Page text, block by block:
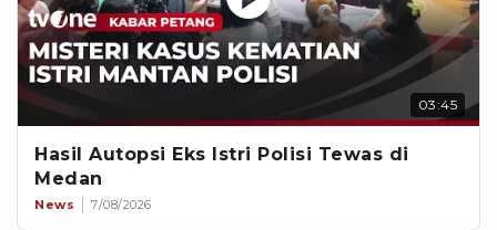
03:45
Hasil Autopsi Eks Istri Polisi Tewas di
Medan
News 7/08/2026